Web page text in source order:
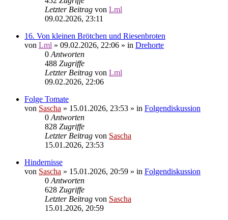
Letzter Beitrag von Lml
09.02.2026, 23:11
16. Von kleinen Brötchen und Riesenbroten
von Lml » 09.02.2026, 22:06 » in Drehorte
0 Antworten
488 Zugriffe
Letzter Beitrag von Lml
09.02.2026, 22:06
Folge Tomate
von Sascha » 15.01.2026, 23:53 » in Folgendiskussion
0 Antworten
828 Zugriffe
Letzter Beitrag von Sascha
15.01.2026, 23:53
Hindernisse
von Sascha » 15.01.2026, 20:59 » in Folgendiskussion
0 Antworten
628 Zugriffe
Letzter Beitrag von Sascha
15.01.2026, 20:59